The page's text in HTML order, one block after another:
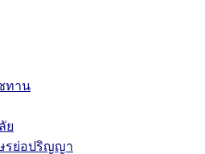
ทาน
ย
รย่อปริญญา